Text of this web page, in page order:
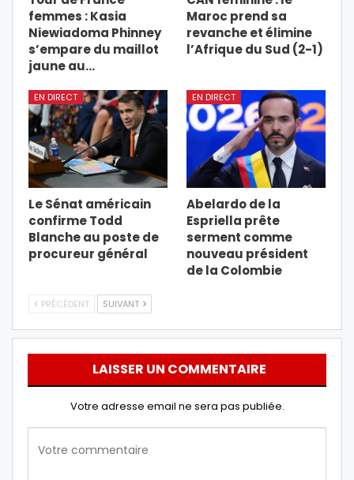
femmes : Kasia
Niewiadoma Phinney
s’empare du maillot
jaune au…
Maroc prend sa
revanche et élimine
l’Afrique du Sud (2-1)
EN DIRECT
Le Sénat américain
confirme Todd
Blanche au poste de
procureur général
EN DIRECT
Abelardo de la
Espriella prête
serment comme
nouveau président
de la Colombie
PRÉCÉDENT SUIVANT
LAISSER UN COMMENTAIRE
Votre adresse email ne sera pas publiée.